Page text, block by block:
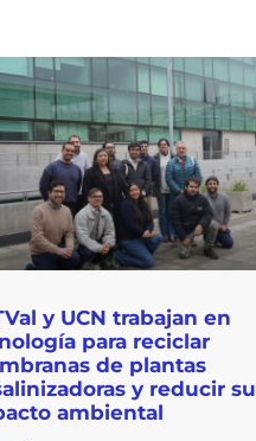
y UCN trabajan en
para reciclar
de plantas
y reducir su
ambiental